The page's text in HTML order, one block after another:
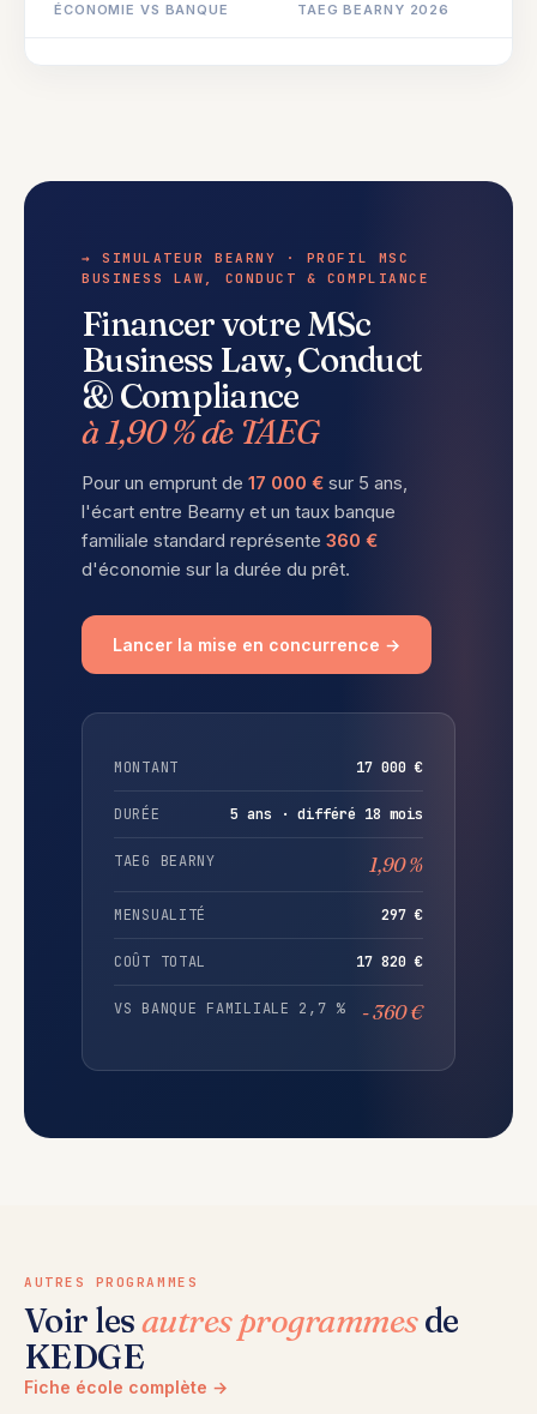
ÉCONOMIE VS BANQUE TAEG BEARNY 2026
→ SIMULATEUR BEARNY · PROFIL MSC
BUSINESS LAW, CONDUCT & COMPLIANCE
Financer votre MSc
Business Law, Conduct
& Compliance
à 1,90 % de TAEG
Pour un emprunt de 17 000 € sur 5 ans,
l'écart entre Bearny et un taux banque
familiale standard représente 360 €
d'économie sur la durée du prêt.
Lancer la mise en concurrence →
MONTANT 17 000 €
DURÉE 5 ans · différé 18 mois
TAEG BEARNY 1,90 %
MENSUALITÉ 297 €
COÛT TOTAL 17 820 €
VS BANQUE FAMILIALE 2,7 % - 360 €
AUTRES PROGRAMMES
Voir lesautres programmesde
KEDGE
Fiche école complète →